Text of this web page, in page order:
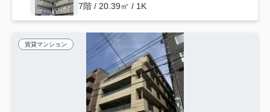
7階 / 20.39㎡ / 1K
賃貸マンション